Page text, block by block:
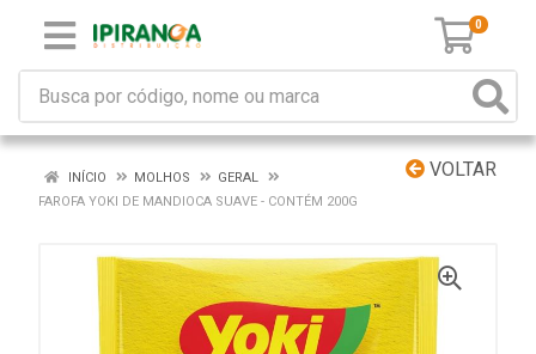
0
VOLTAR
INÍCIO MOLHOS
GERAL
FAROFA YOKI DE MANDIOCA SUAVE - CONTÉM 200G